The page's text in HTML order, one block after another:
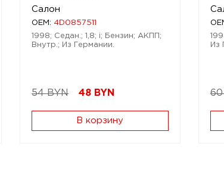
Салон
OEM: 4D0857511
1998; Седан.; 1,8; i; Бензин; АКПП;
Внутр.; Из Германии.
54 BYN 48 BYN
В корзину
Из
60